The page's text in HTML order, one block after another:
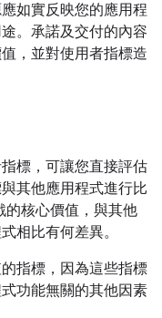
如實反映您的應用程
。承諾及交付的內容
，並對使用者指標造
標，可讓您直接評估
其他應用程式進行比
的核心價值，與其他
相比有何差異。
指標，因為這些指標
功能無關的其他因素